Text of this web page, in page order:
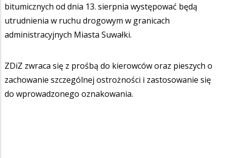
bitumicznych od dnia 13. sierpnia występować będą
utrudnienia w ruchu drogowym w granicach
administracyjnych Miasta Suwałki.
ZDiZ zwraca się z prośbą do kierowców oraz pieszych o
zachowanie szczególnej ostrożności i zastosowanie się
do wprowadzonego oznakowania.